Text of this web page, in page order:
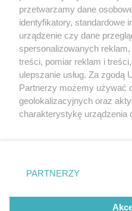
eksploatacji w jakiejkolwiek formie,
Internecie bez pisemnej zgody
wykorzystanie utworów w całości
tzn. bez właściwej zgody, jest
ścigane prawnie.
© 2026
przetwarzamy dane
identyfikatory, standardowe
urządzenie czy dane
spersonalizowanych
treści, pomiar reklam i
ulepszanie usług. Za zgodą
Partnerzy możemy używać
geolokalizacyjnych oraz
charakterystykę urządzenia
zmienić/wycofać klikając
znajdujący się w lewym
rodzaje przetwarzania
użytkownika, ale masz
PARTNERZY